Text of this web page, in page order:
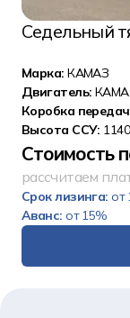
Седельный
Марка:КАМАЗ
Двигатель:
Коробка
Высота ССУ:
Стоимость
рассчитаем
Срок лизинга:от
Аванс:от 15%